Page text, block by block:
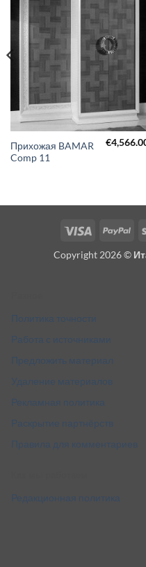
Прихожая BAMAR
Comp 11
€
Visa
Copyright 2026 ©
Политика точности
Работа с источниками
Предложить материал
Удаление материалов
Рекламная политика
Раскрытие партнёрств
Правила для комментариев
Редакционная политика